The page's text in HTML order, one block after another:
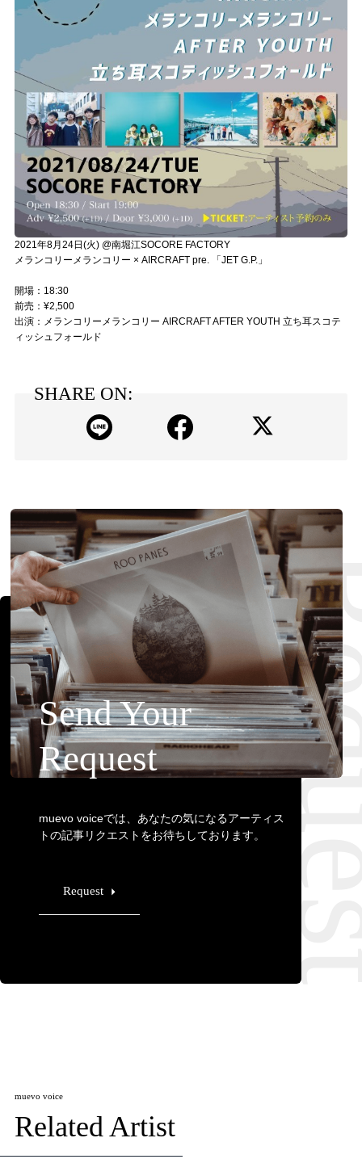
2021年8月24日(火) @南堀江SOCORE FACTORY
メランコリーメランコリー × AIRCRAFT pre. 「JET G.P.」
開場：18:30
前売：¥2,500
出演：メランコリーメランコリー AIRCRAFT AFTER YOUTH 立ち耳スコテ
ィッシュフォールド
SHARE ON:
Send Your
Request
muevo voiceでは、あなたの気になるアーティス
トの記事リクエストをお待ちしております。
Request
muevo voice
Related Artist